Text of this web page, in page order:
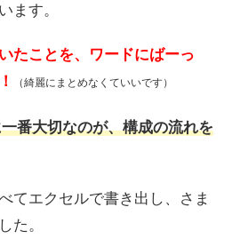
ます。
たことを、ワードにばーっ
（綺麗にまとめなくていいです）
番大切なのが、構成の流れを
てエクセルで書き出し、さま
た。